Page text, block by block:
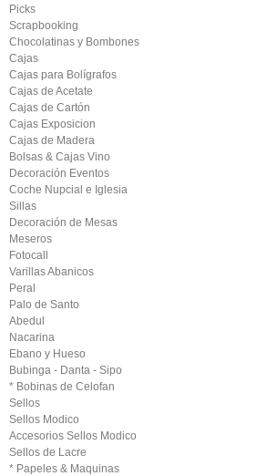
Picks
Scrapbooking
Chocolatinas y Bombones
Cajas
Cajas para Bolígrafos
Cajas de Acetate
Cajas de Cartón
Cajas Exposicion
Cajas de Madera
Bolsas & Cajas Vino
Decoración Eventos
Coche Nupcial e Iglesia
Sillas
Decoración de Mesas
Meseros
Fotocall
Varillas Abanicos
Peral
Palo de Santo
Abedul
Nacarina
Ebano y Hueso
Bubinga - Danta - Sipo
* Bobinas de Celofan
Sellos
Sellos Modico
Accesorios Sellos Modico
Sellos de Lacre
* Papeles & Maquinas